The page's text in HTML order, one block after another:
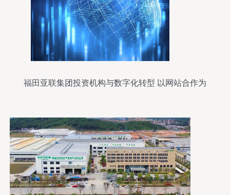
福田亚联集团投资机构与数字化转型 以网站合作为